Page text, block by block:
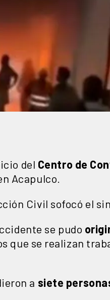
del Centro de
Acapulco.
Civil sofocó el
se pudo
que se realizan
a siete